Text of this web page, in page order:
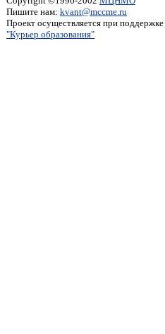
Пишите нам: kvant@mccme.ru
Проект осуществляется при поддержке
"Курьер образования"